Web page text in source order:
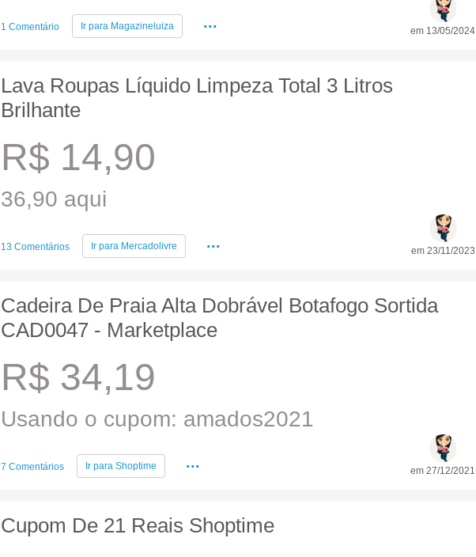
1 Comentário Ir para Magazineluiza ... em 13/05/2024
Lava Roupas Líquido Limpeza Total 3 Litros
Brilhante
R$ 14,90
36,90 aqui
13 Comentários Ir para Mercadolivre ... em 23/11/2023
Cadeira De Praia Alta Dobrável Botafogo Sortida
CAD0047 - Marketplace
R$ 34,19
Usando o cupom: amados2021
7 Comentários Ir para Shoptime ... em 27/12/2021
Cupom De 21 Reais Shoptime